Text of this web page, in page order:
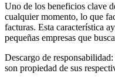
Uno de los beneficios clave
cualquier momento, lo que
facturas. Esta característica
pequeñas empresas que
Descargo de
son propiedad de sus